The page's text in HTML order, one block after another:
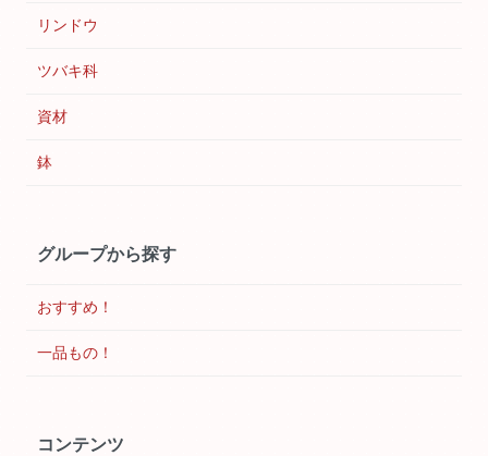
リンドウ
ツバキ科
資材
鉢
グループから探す
おすすめ！
一品もの！
コンテンツ